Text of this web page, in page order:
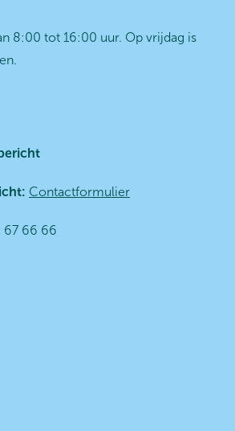
8:00 tot 16:00 uur. Op vrijdag is
Contactformulier
67 66 66